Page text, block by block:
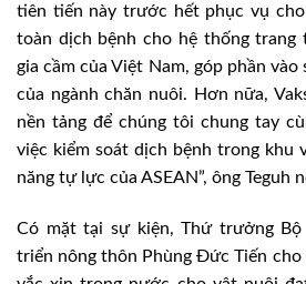
tiên tiến này trước hết phục vụ
toàn dịch bệnh cho hệ thống trang
gia cầm của Việt Nam, góp phần
của ngành chăn nuôi. Hơn nữa,
nền tảng để chúng tôi chung tay
việc kiểm soát dịch bệnh trong khu
năng tự lực của ASEAN”, ông Teguh
Có mặt tại sự kiện, Thứ trưởng Bộ
triển nông thôn Phùng Đức Tiến cho